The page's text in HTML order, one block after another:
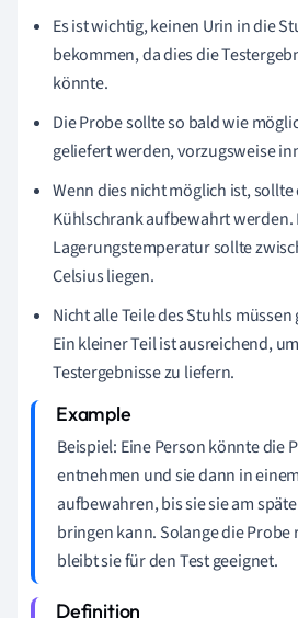
Es ist wichtig, keinen Urin in die
bekommen, da dies die
könnte.
Die Probe sollte so bald wie
geliefert werden, vorzugsweise
Wenn dies nicht möglich ist,
Kühlschrank aufbewahrt werden.
Lagerungstemperatur sollte
Celsius liegen.
Nicht alle Teile des Stuhls
Ein kleiner Teil ist ausreichend,
Testergebnisse zu liefern.
Beispiel: Eine Person könnte die
entnehmen und sie dann in
aufbewahren, bis sie sie am
bringen kann. Solange die
bleibt sie für den Test geeignet.